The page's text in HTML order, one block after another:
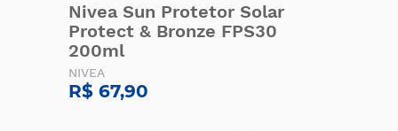
Nivea Sun Protetor Solar
Protect & Bronze FPS30
200ml
NIVEA
R$ 67,90